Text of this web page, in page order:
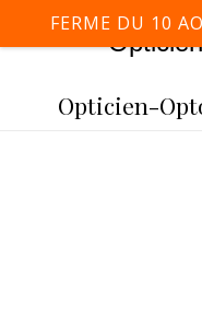
Opticien-
FERME DU 10